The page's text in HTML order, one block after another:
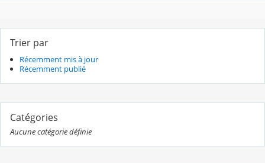
Trier par
Récemment mis à jour
Récemment publié
Catégories
Aucune catégorie définie